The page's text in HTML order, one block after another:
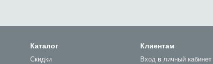
Каталог
Скидки
Клиентам
Вход в личный кабинет